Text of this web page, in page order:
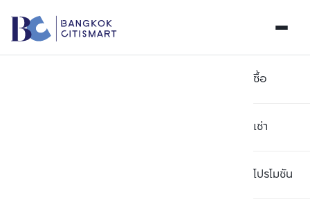
ซื้อ
เช่า
โปรโมชัน